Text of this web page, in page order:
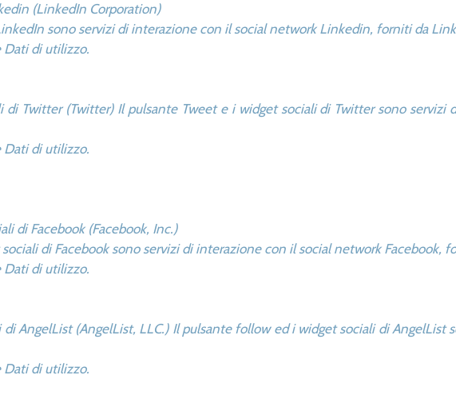
(LinkedIn Corporation)
sono servizi di interazione con il social network Linkedin, forniti da
Dati di utilizzo.
di Twitter (Twitter) Il pulsante Tweet e i widget sociali di Twitter sono
Dati di utilizzo.
di Facebook (Facebook, Inc.)
di Facebook sono servizi di interazione con il social network Facebook,
Dati di utilizzo.
AngelList (AngelList, LLC.) Il pulsante follow ed i widget sociali di
Dati di utilizzo.